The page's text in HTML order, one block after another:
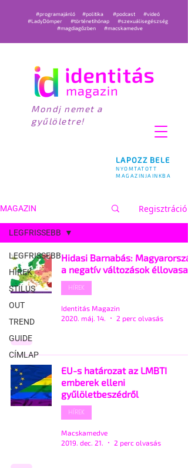
LAPOZZ BELE
NYOMTATOTT
MAGAZINJAINKBA
#programajánló #politika #podcast
#videó
#LadyDömper
#történetihónap
#szexuálisegészség
#magdiagőzben
#macskamedve
Mondj nemet a
gyűlöletre!
MAGAZIN Regisztráció
LEGFRISSEBB
HÍREK
STÍLUS
OUT
TREND
GUIDE
CÍMLAP
LEGFRISSEBB
Hidasi Barnabás:
a negatív változások éllovasa
HÍREK
Identitás Magazin
2020. máj. 14.
2 perc olvasás
EU-s határozat az LMBTI
emberek elleni
gyűlöletbeszédről
HÍREK
Macskamedve
2019. dec. 21.
2 perc olvasás